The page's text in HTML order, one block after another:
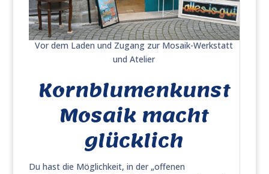
Vor dem Laden und Zugang zur Mosaik-Werkstatt
und Atelier
Kornblumenkunst
Mosaik macht
glücklich
Du hast die Möglichkeit, in der „offenen